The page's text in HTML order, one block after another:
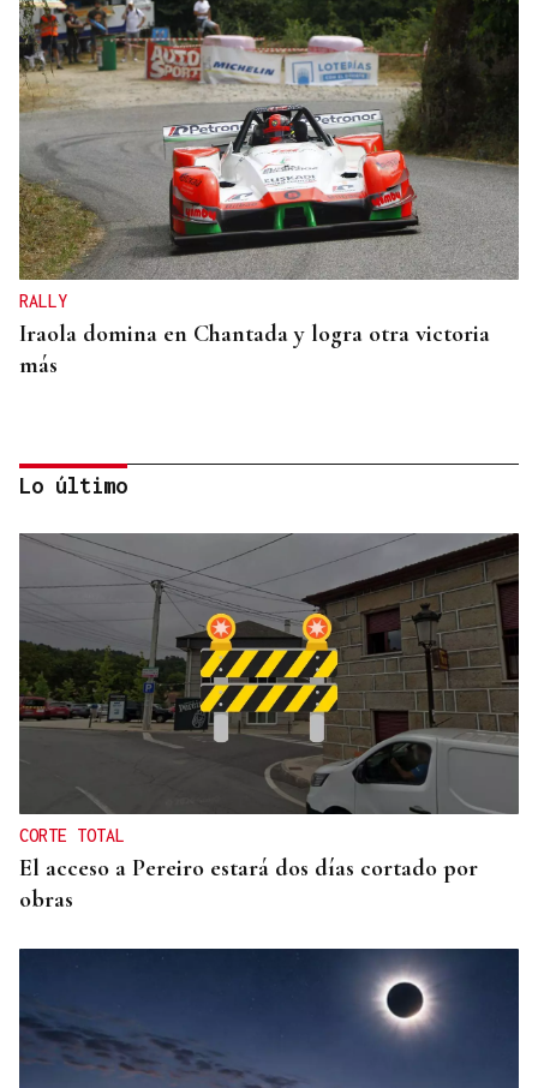
RALLY
Iraola domina en Chantada y logra otra victoria
más
A TODA VELOCIDAD
Vídeo | Así fue el espectacular salto de “Cohete”
Suárez en el Rally Rías Baixas que dejó sin
respiración a los aficionados
Lo último
CORTE TOTAL
El acceso a Pereiro estará dos días cortado por
obras